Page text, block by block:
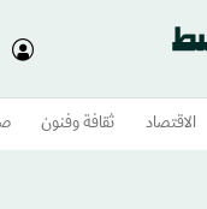
الاقتصاد ثقافة وفنون